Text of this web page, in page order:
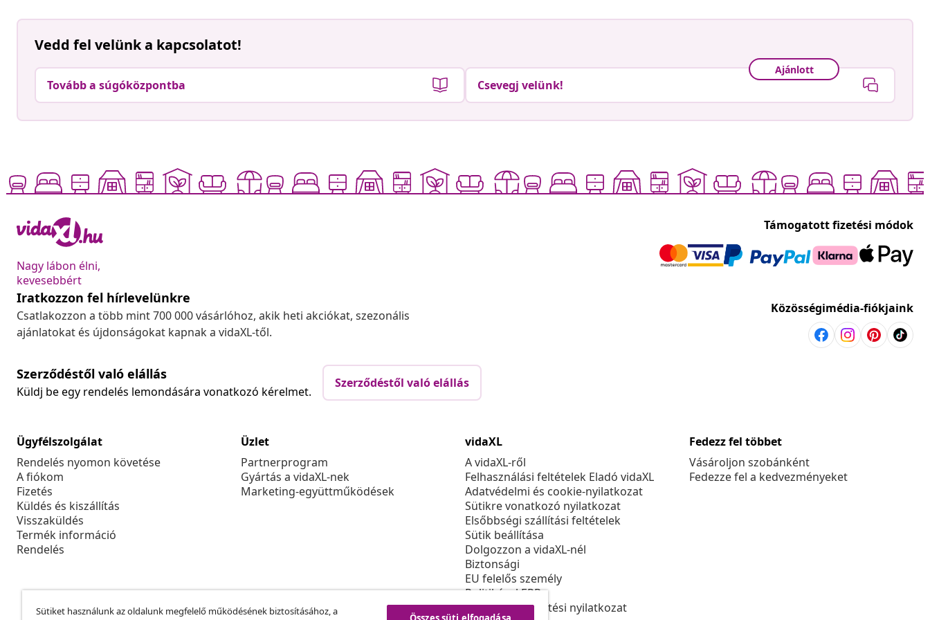
Vedd fel velünk a kapcsolatot!
Tovább a súgóközpontba
Ajánlott
Csevegj velünk!
Nagy lábon élni,
kevesebbért
Támogatott fizetési módok
Iratkozzon fel hírlevelünkre
Csatlakozzon a több mint 700 000 vásárlóhoz, akik heti akciókat, szezonális
ajánlatokat és újdonságokat kapnak a vidaXL-től.
Közösségimédia-fiókjaink
Szerződéstől való elállás
Küldj be egy rendelés lemondására vonatkozó kérelmet.
Szerződéstől való elállás
Ügyfélszolgálat
Rendelés nyomon követése
A fiókom
Fizetés
Küldés és kiszállítás
Visszaküldés
Termék információ
Rendelés
Üzlet
Partnerprogram
Gyártás a vidaXL-nek
Marketing-együttműködések
vidaXL
A vidaXL-ről
Felhasználási feltételek Eladó vidaXL
Adatvédelmi és cookie-nyilatkozat
Sütikre vonatkozó nyilatkozat
Elsőbbségi szállítási feltételek
Sütik beállítása
Dolgozzon a vidaXL-nél
Biztonsági
EU felelős személy
Politikával EPR
Akadálymentesítési nyilatkozat
Fedezz fel többet
Vásároljon szobánként
Fedezze fel a kedvezményeket
Sütiket használunk az oldalunk megfelelő működésének biztosításához, a